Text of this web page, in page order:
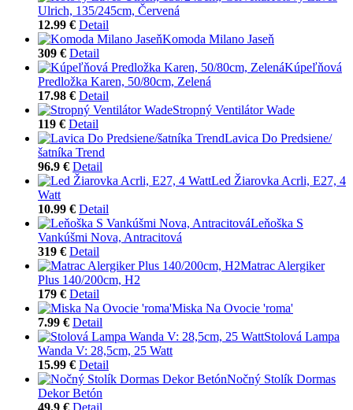
Ulrich, 135/245cm, Červená
12.99 € Detail
Komoda Milano Jaseň
309 € Detail
Kúpeľňová
Predložka Karen, 50/80cm, Zelená
17.98 € Detail
Stropný Ventilátor Wade
119 € Detail
Lavica Do Predsiene/
šatníka Trend
96.9 € Detail
Led Žiarovka Acrli, E27, 4
Watt
10.99 € Detail
Leňoška S
Vankúšmi Nova, Antracitová
319 € Detail
Matrac Alergiker
Plus 140/200cm, H2
179 € Detail
Miska Na Ovocie 'roma'
7.99 € Detail
Stolová Lampa
Wanda V: 28,5cm, 25 Watt
15.99 € Detail
Nočný Stolík Dormas
Dekor Betón
49.9 € Detail